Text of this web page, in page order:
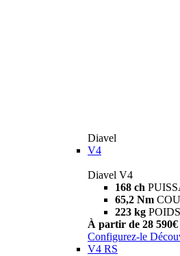
Diavel
V4
Diavel V4
168 ch
65,2 Nm
223 kg
À partir de 28 590€
Configurez-le
V4 RS